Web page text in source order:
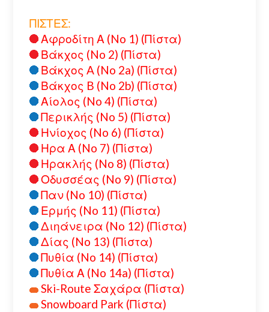
ΠΙΣΤΕΣ:
Αφροδίτη Α (No 1) (Πίστα)
Βάκχος (No 2) (Πίστα)
Βάκχος A (No 2a) (Πίστα)
Βάκχος B (No 2b) (Πίστα)
Αίολος (No 4) (Πίστα)
Περικλής (No 5) (Πίστα)
Ηνίοχος (No 6) (Πίστα)
Ηρα Α (No 7) (Πίστα)
Ηρακλής (No 8) (Πίστα)
Οδυσσέας (No 9) (Πίστα)
Παν (No 10) (Πίστα)
Ερμής (No 11) (Πίστα)
Διηάνειρα (No 12) (Πίστα)
Δίας (No 13) (Πίστα)
Πυθία (No 14) (Πίστα)
Πυθία Α (No 14a) (Πίστα)
Ski-Route Σαχάρα (Πίστα)
Snowboard Park (Πίστα)